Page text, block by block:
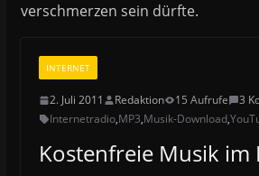
verschmerzen sein dürfte.
INTERNET
2. Juli 2011 Redaktion 15 Aufrufe
3
Internetradio,MP3,Musik-Download,
Kostenfreie Musik